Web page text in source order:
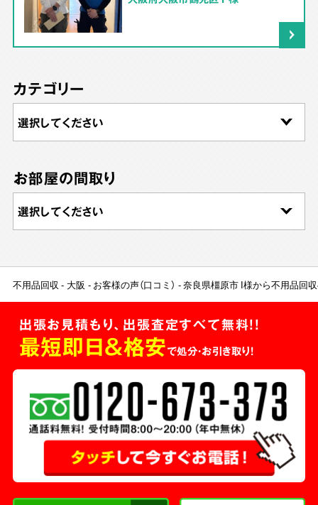
カテゴリー
お部屋の間取り
不用品回収 大阪 お客様の声（口コミ） 奈良県橿原市 I様から不用品回
出張お見積もり、出張査定すべて無料!!
最短即日＆格安で処分・お引き取り！